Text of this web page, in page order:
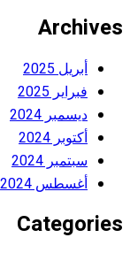
Archives
أبريل 2025
فبراير 2025
ديسمبر 2024
أكتوبر 2024
سبتمبر 2024
أغسطس 2024
Categories